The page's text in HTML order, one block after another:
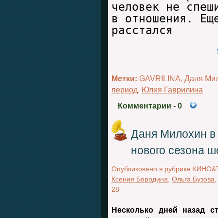
человек не
в отношения.
расстался
Метки: GAVRILINA, Даня
период, Юлия Гаврилина
Комментарии - 0
Даня Милохин в
нового сезона
Опубликовано в рубрике
Ксения Бородина Ольга Бузова
28
Несколько дней назад